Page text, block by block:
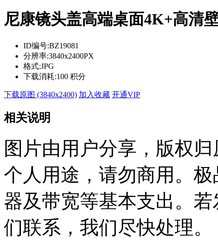
尼康镜头盖高端桌面4K+高清
ID编号:BZ19081
分辨率:3840x2400PX
格式:JPG
下载消耗:100 积分
下载原图 (3840x2400) 加入收藏 开通VIP
相关说明
图片由用户分享，版权
个人用途，请勿商用。
器及带宽等基本支出。
们联系，我们尽快处理。